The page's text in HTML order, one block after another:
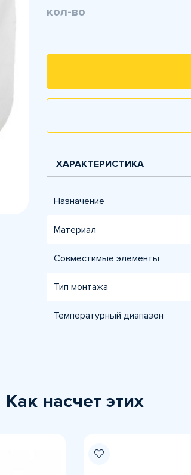
кол-во
ХАРАКТЕРИСТИКА
Назначение
Материал
Совместимые элементы
Тип монтажа
Температурный диапазон
Как насчет этих